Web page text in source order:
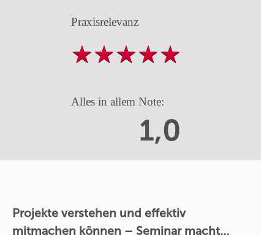
Praxisrelevanz
Alles in allem Note:
1,0
Projekte verstehen und effektiv
mitmachen können – Seminar macht...